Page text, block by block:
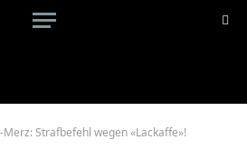
Strafbefehl wegen «Lackaffe»!